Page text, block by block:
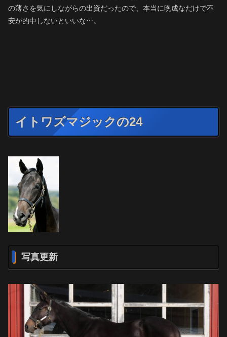
の薄さを気にしながらの出資だったので、本当に晩成なだけで不
安が的中しないといいな⋯。
イトワズマジックの24
写真更新